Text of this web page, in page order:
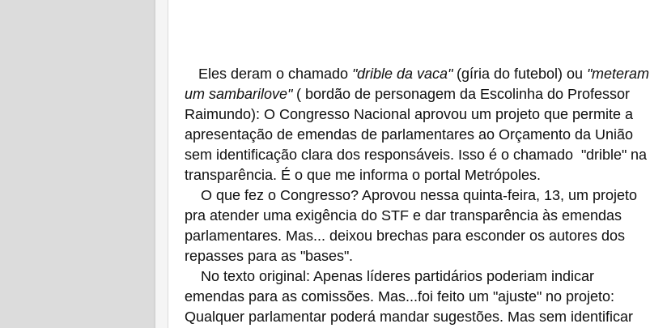
Eles deram o chamado "drible da vaca"(gíria do futebol) ou "meteram
um sambarilove" ( bordão de personagem da Escolinha do Professor
Raimundo): O Congresso Nacional aprovou um projeto que permite a
apresentação de emendas de parlamentares ao Orçamento da União
sem identificação clara dos responsáveis. Isso é o chamado "drible" na
transparência. É o que me informa o portal Metrópoles.
O que fez o Congresso? Aprovou nessa quinta-feira, 13, um projeto
pra atender uma exigência do STF e dar transparência às emendas
parlamentares. Mas... deixou brechas para esconder os autores dos
repasses para as "bases".
No texto original: Apenas líderes partidários poderiam indicar
emendas para as comissões. Mas...foi feito um "ajuste" no projeto:
Qualquer parlamentar poderá mandar sugestões. Mas sem identificar